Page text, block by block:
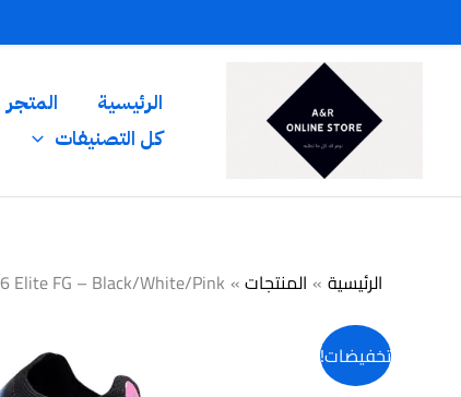
إلى
الرئيسية المتجر
كل التصنيفات
الرئيسية المنتجات Elite FG – Black/White/Pink
تخفيضات!